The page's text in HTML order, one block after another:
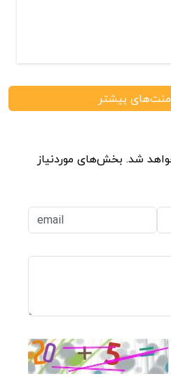
بیشتر
شد. بخش‌های موردنیاز